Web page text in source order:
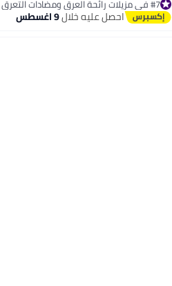
توصيل مجاني
#7 في مزيلات رائحة العرق ومضادات التعرق
احصل عليه خلال9 اغسطس